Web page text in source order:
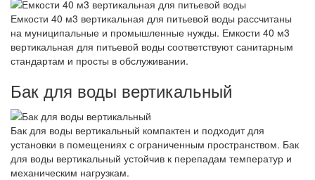
Емкости 40 м3 вертикальная для питьевой воды рассчитаны
на муниципальные и промышленные нужды. Емкости 40 м3
вертикальная для питьевой воды соответствуют санитарным
стандартам и просты в обслуживании.
Бак для воды вертикальный
Бак для воды вертикальный компактен и подходит для
установки в помещениях с ограниченным пространством. Бак
для воды вертикальный устойчив к перепадам температур и
механическим нагрузкам.